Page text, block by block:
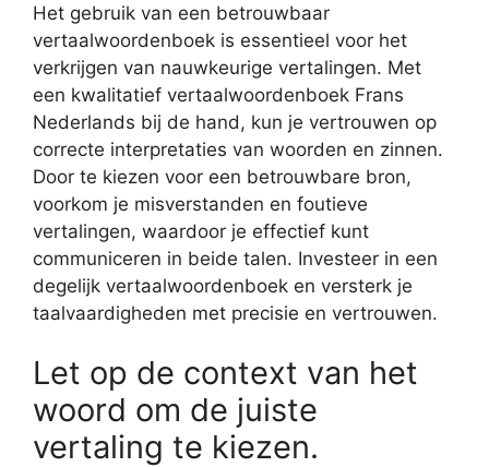
Het gebruik van een betrouwbaar
vertaalwoordenboek is essentieel voor het
verkrijgen van nauwkeurige vertalingen. Met
een kwalitatief vertaalwoordenboek Frans
Nederlands bij de hand, kun je vertrouwen op
correcte interpretaties van woorden en zinnen.
Door te kiezen voor een betrouwbare bron,
voorkom je misverstanden en foutieve
vertalingen, waardoor je effectief kunt
communiceren in beide talen. Investeer in een
degelijk vertaalwoordenboek en versterk je
taalvaardigheden met precisie en vertrouwen.
Let op de context van het
woord om de juiste
vertaling te kiezen.